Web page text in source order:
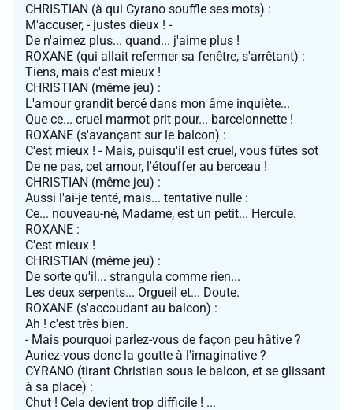
CHRISTIAN (à qui Cyrano souffle ses mots) :
M'accuser, - justes dieux ! -
De n'aimez plus... quand... j'aime plus !
ROXANE (qui allait refermer sa fenêtre, s'arrêtant) :
Tiens, mais c'est mieux !
CHRISTIAN (même jeu) :
L'amour grandit bercé dans mon âme inquiète...
Que ce... cruel marmot prit pour... barcelonnette !
ROXANE (s'avançant sur le balcon) :
C'est mieux ! - Mais, puisqu'il est cruel, vous fûtes sot
De ne pas, cet amour, l'étouffer au berceau !
CHRISTIAN (même jeu) :
Aussi l'ai-je tenté, mais... tentative nulle :
Ce... nouveau-né, Madame, est un petit... Hercule.
ROXANE :
C'est mieux !
CHRISTIAN (même jeu) :
De sorte qu'il... strangula comme rien...
Les deux serpents... Orgueil et... Doute.
ROXANE (s'accoudant au balcon) :
Ah ! c'est très bien.
- Mais pourquoi parlez-vous de façon peu hâtive ?
Auriez-vous donc la goutte à l'imaginative ?
CYRANO (tirant Christian sous le balcon, et se glissant
à sa place) :
Chut ! Cela devient trop difficile ! ...